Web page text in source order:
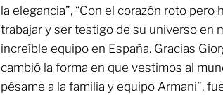
la elegancia”, “Con el corazón roto
trabajar y ser testigo de su universo en
increíble equipo en España. Gracias
cambió la forma en que vestimos al
pésame a la familia y equipo Armani”,